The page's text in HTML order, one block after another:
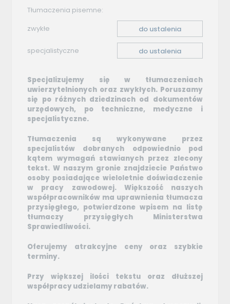
Tłumaczenia pisemne:
zwykłe
do ustalenia
specjalistyczne do ustalenia
Specjalizujemy się w tłumaczeniach
uwierzytelnionych oraz zwykłych. Poruszamy
się po różnych dziedzinach od dokumentów
urzędowych, po techniczne, medyczne i
specjalistyczne.
Tłumaczenia są wykonywane przez
specjalistów dobranych odpowiednio pod
kątem wymagań stawianych przez zlecony
tekst. W naszym gronie znajdziecie Państwo
osoby posiadające wieloletnie doświadczenie
w pracy zawodowej. Większość naszych
współpracowników ma uprawnienia tłumacza
przysięgłego, potwierdzone wpisem na listę
tłumaczy przysięgłych Ministerstwa
Sprawiedliwości.
Oferujemy atrakcyjne ceny oraz szybkie
terminy.
Przy większej ilości tekstu oraz dłuższej
współpracy udzielamy rabatów.